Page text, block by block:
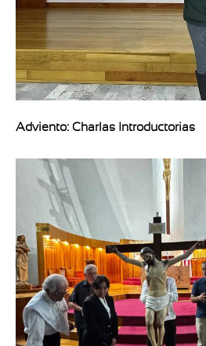
Adviento: Charlas Introductorias